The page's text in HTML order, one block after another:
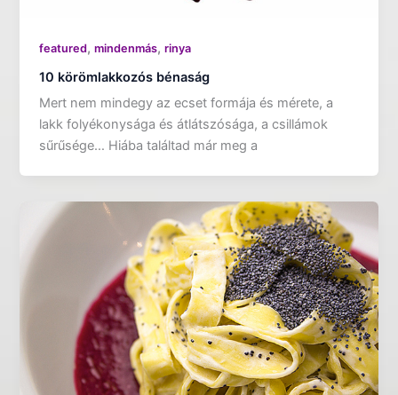
featured,mindenmás,rinya
10 körömlakkozós bénaság
Mert nem mindegy az ecset formája és mérete, a
lakk folyékonysága és átlátszósága, a csillámok
sűrűsége… Hiába találtad már meg a